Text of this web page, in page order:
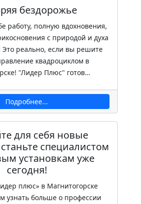
бездорожье
работу, полную вдохновения,
с природой и духа
реально, если вы решите
квадроциклом в
"Лидер Плюс" готов…
Подробнее...
для себя новые
специалистом
установкам уже
сегодня!
плюс» в Магнитогорске
узнать больше о профессии